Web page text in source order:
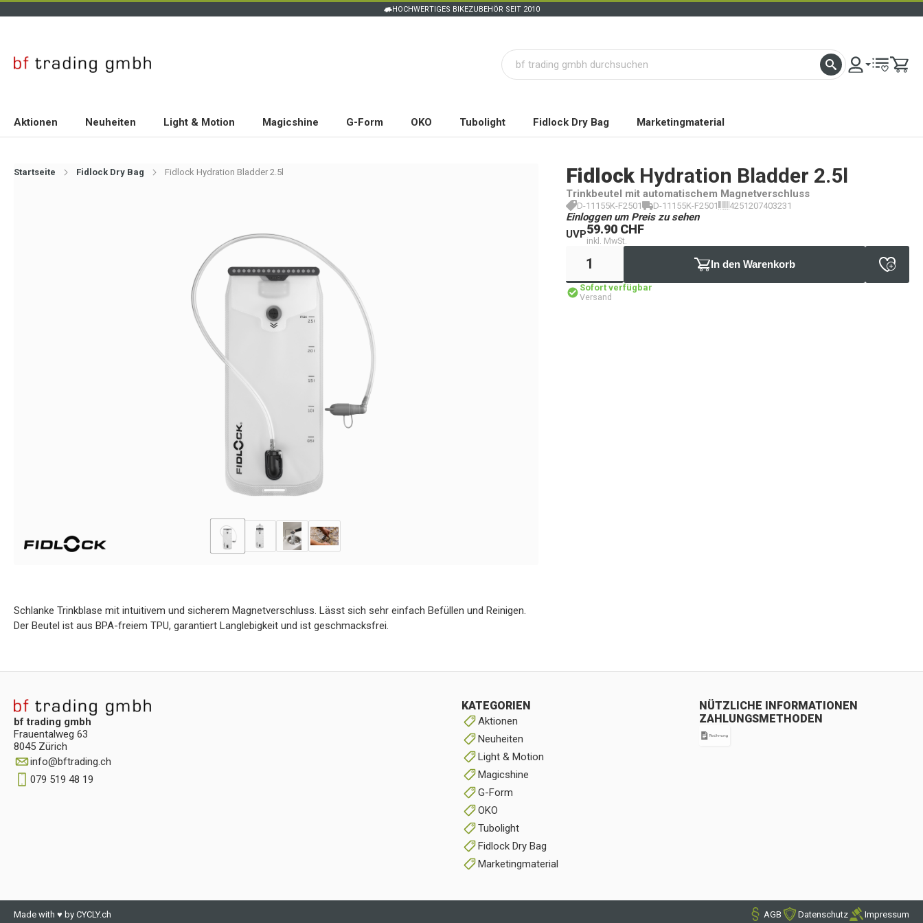
HOCHWERTIGES BIKEZUBEHÖR SEIT 2010
Aktionen Neuheiten Light & Motion Magicshine G-Form OKO Tubolight Fidlock Dry Bag Marketingmaterial
Startseite Fidlock Dry Bag Fidlock Hydration Bladder 2.5l Fidlock Hydration Bladder 2.5l
Trinkbeutel mit automatischem Magnetverschluss
D-11155K-F2501 D-11155K-F2501 4251207403231
Einloggen um Preis zu sehen
UVP59.90 CHF
inkl. MwSt.
In den Warenkorb
Sofort verfügbar
Versand
Schlanke Trinkblase mit intuitivem und sicherem Magnetverschluss. Lässt sich sehr einfach Befüllen und Reinigen.
Der Beutel ist aus BPA-freiem TPU, garantiert Langlebigkeit und ist geschmacksfrei.
bf trading gmbh
Frauentalweg 63
8045 Zürich
info@bftrading.ch
079 519 48 19
KATEGORIEN
Aktionen
Neuheiten
Light & Motion
Magicshine
G-Form
OKO
Tubolight
Fidlock Dry Bag
Marketingmaterial
NÜTZLICHE INFORMATIONEN
ZAHLUNGSMETHODEN
Made with ♥ by CYCLY.ch AGB Datenschutz Impressum